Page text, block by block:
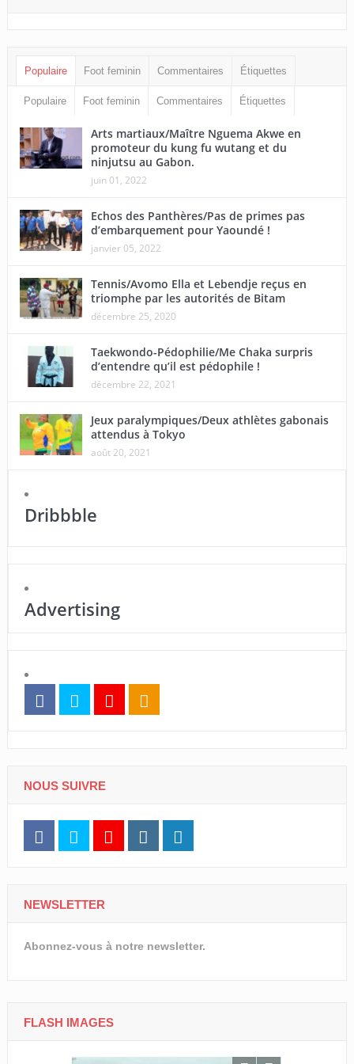
Populaire Foot feminin Commentaires Étiquettes
Populaire Foot feminin Commentaires Étiquettes
Arts martiaux/Maître Nguema Akwe en
promoteur du kung fu wutang et du
ninjutsu au Gabon.
juin 01, 2022
Echos des Panthères/Pas de primes pas
d’embarquement pour Yaoundé !
janvier 05, 2022
Tennis/Avomo Ella et Lebendje reçus en
triomphe par les autorités de Bitam
décembre 25, 2020
Taekwondo-Pédophilie/Me Chaka surpris
d’entendre qu’il est pédophile !
décembre 22, 2021
Jeux paralympiques/Deux athlètes gabonais
attendus à Tokyo
août 20, 2021
Dribbble
Advertising
NOUS SUIVRE
NEWSLETTER
Abonnez-vous à notre newsletter.
FLASH IMAGES